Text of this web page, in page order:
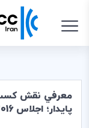
معرفي نقش كسب
پايدار؛ اجلاس 2016 كسب و كار براي صلح برگزار شد